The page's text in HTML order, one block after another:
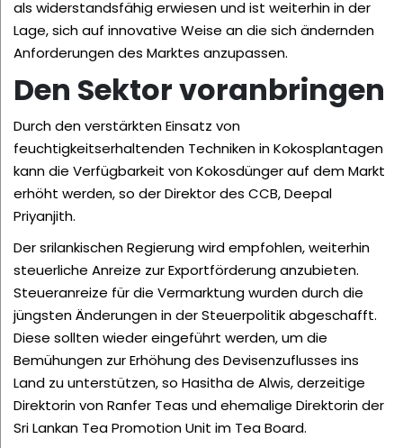
als widerstandsfähig erwiesen und ist weiterhin in der
Lage, sich auf innovative Weise an die sich ändernden
Anforderungen des Marktes anzupassen.
Den Sektor voranbringen
Durch den verstärkten Einsatz von
feuchtigkeitserhaltenden Techniken in Kokosplantagen
kann die Verfügbarkeit von Kokosdünger auf dem Markt
erhöht werden, so der Direktor des CCB, Deepal
Priyanjith.
Der srilankischen Regierung wird empfohlen, weiterhin
steuerliche Anreize zur Exportförderung anzubieten.
Steueranreize für die Vermarktung wurden durch die
jüngsten Änderungen in der Steuerpolitik abgeschafft.
Diese sollten wieder eingeführt werden, um die
Bemühungen zur Erhöhung des Devisenzuflusses ins
Land zu unterstützen, so Hasitha de Alwis, derzeitige
Direktorin von Ranfer Teas und ehemalige Direktorin der
Sri Lankan Tea Promotion Unit im Tea Board.